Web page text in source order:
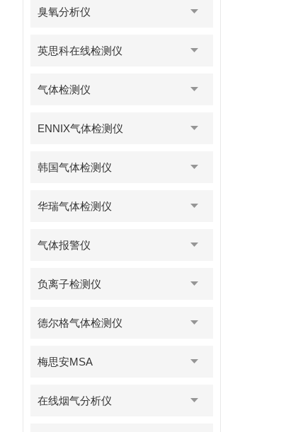
臭氧分析仪
英思科在线检测仪
气体检测仪
ENNIX气体检测仪
韩国气体检测仪
华瑞气体检测仪
气体报警仪
负离子检测仪
德尔格气体检测仪
梅思安MSA
在线烟气分析仪